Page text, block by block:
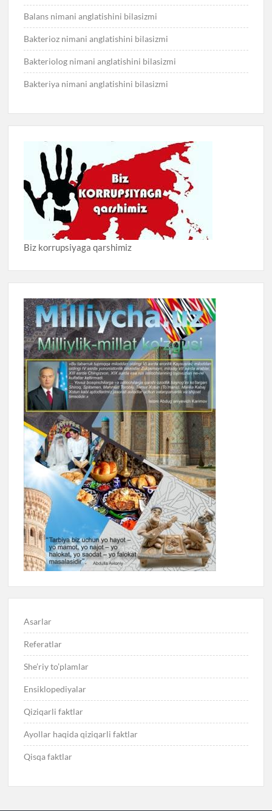
Balans nimani anglatishini bilasizmi
Bakterioz nimani anglatishini bilasizmi
Bakteriolog nimani anglatishini bilasizmi
Bakteriya nimani anglatishini bilasizmi
Biz korrupsiyaga qarshimiz
Asarlar
Referatlar
She’riy to’plamlar
Ensiklopediyalar
Qiziqarli faktlar
Ayollar haqida qiziqarli faktlar
Qisqa faktlar